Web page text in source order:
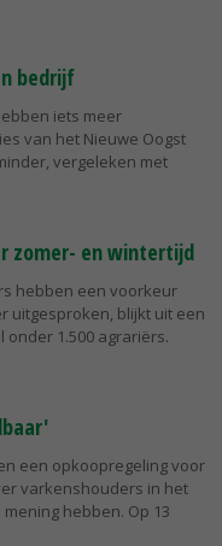
bedrijf
iets meer
van het Nieuwe Oogst
vergeleken met
zomer- en wintertijd
hebben een voorkeur
uitgesproken, blijkt uit een
1.500 agrariërs.
een opkoopregeling voor
varkenshouders in het
hebben. Op 13